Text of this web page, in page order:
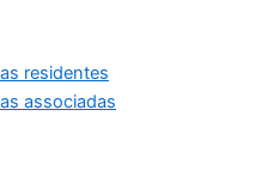
residentes
associadas